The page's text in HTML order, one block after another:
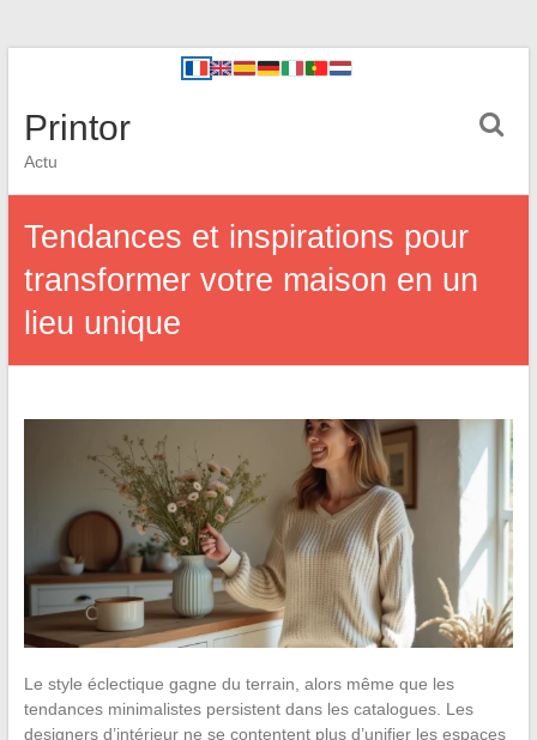
Printor
Actu
Tendances et inspirations pour
transformer votre maison en un
lieu unique
Le style éclectique gagne du terrain, alors même que les
tendances minimalistes persistent dans les catalogues. Les
designers d’intérieur ne se contentent plus d’unifier les espaces